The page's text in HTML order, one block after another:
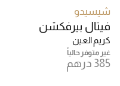
شيسيدو
فيتال بيرفكشن
كريم العين
غير متوفر حالياً